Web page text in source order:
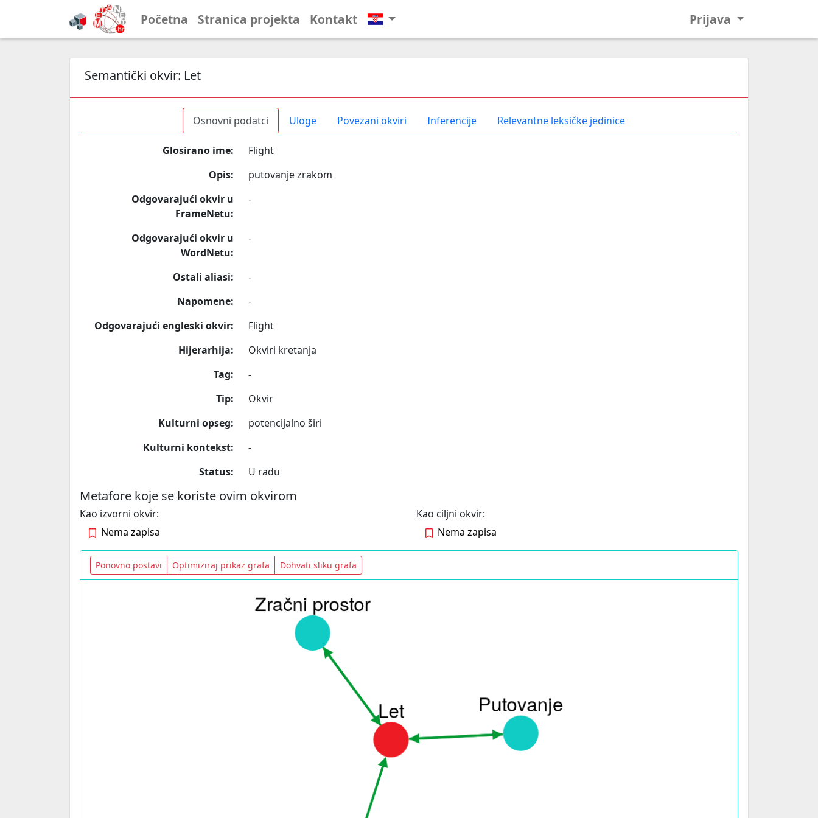
Početna Stranica projekta Kontakt Prijava
Semantički okvir: Let
Osnovni podatci Uloge Povezani okviri Inferencije Relevantne leksičke jedinice
Glosirano ime:
Flight
Opis:
putovanje zrakom
Odgovarajući okvir u
FrameNetu:
-
Odgovarajući okvir u
WordNetu:
-
Ostali aliasi:
-
Napomene:
-
Odgovarajući engleski okvir:
Flight
Hijerarhija:
Okviri kretanja
Tag:
-
Tip:
Okvir
Kulturni opseg:
potencijalno širi
Kulturni kontekst:
-
Status:
U radu
Metafore koje se koriste ovim okvirom
Kao izvorni okvir:
Nema zapisa
Kao ciljni okvir:
Nema zapisa
Ponovno postavi Optimiziraj prikaz grafa Dohvati sliku grafa